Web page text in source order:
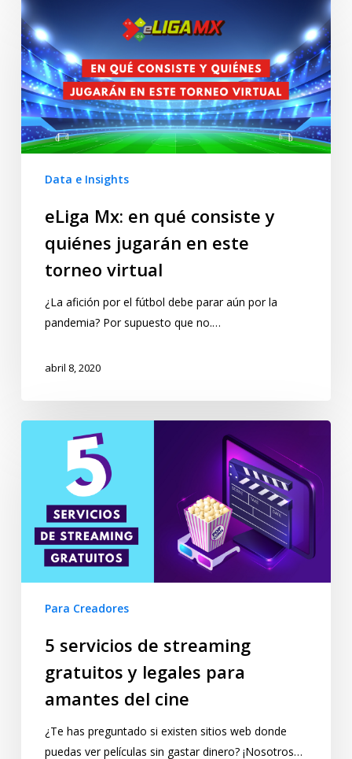
Data e Insights
eLiga Mx: en qué consiste y
quiénes jugarán en este
torneo virtual
¿La afición por el fútbol debe parar aún por la
pandemia? Por supuesto que no.…
abril 8, 2020
Para Creadores
5 servicios de streaming
gratuitos y legales para
amantes del cine
¿Te has preguntado si existen sitios web donde
puedas ver películas sin gastar dinero? ¡Nosotros…